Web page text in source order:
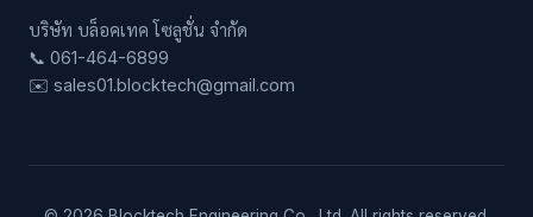
บริษัท บล็อคเทค โซลูชั่น จำกัด
📞 061-464-6899
✉️ sales01.blocktech@gmail.com